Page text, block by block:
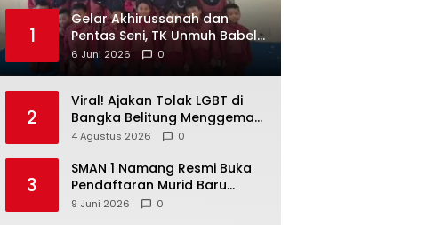
1
‎Gelar Akhirussanah dan
Pentas Seni, TK Unmuh Babel
Dinilai Berhasil Bangun
6 Juni 2026 0
2
Viral! Ajakan Tolak LGBT di
Bangka Belitung Menggema
di Media Sosial
4 Agustus 2026 0
3
SMAN 1 Namang Resmi Buka
Pendaftaran Murid Baru
2026/2027
9 Juni 2026 0